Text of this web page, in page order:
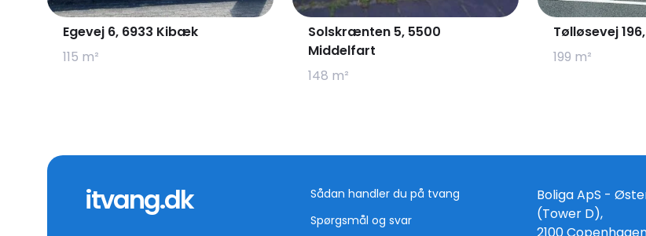
Egevej 6, 6933 Kibæk
115 m²
Solskrænten 5, 5500
Middelfart
148 m²
Tølløsevej
199 m²
itvang.dk
Sådan handler du på tvang
Spørgsmål og svar
Boliga ApS -
(Tower D),